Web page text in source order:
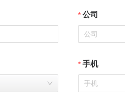
公司
手机